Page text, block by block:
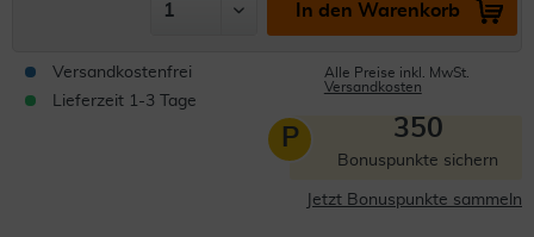
In den Warenkorb
Versandkostenfrei
Lieferzeit 1-3 Tage
Alle Preise inkl. MwSt.
Versandkosten
P 350
Bonuspunkte sichern
Jetzt Bonuspunkte sammeln